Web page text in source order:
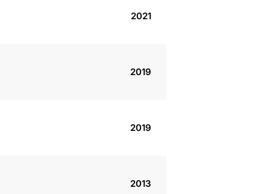
2021
2019
2019
2013